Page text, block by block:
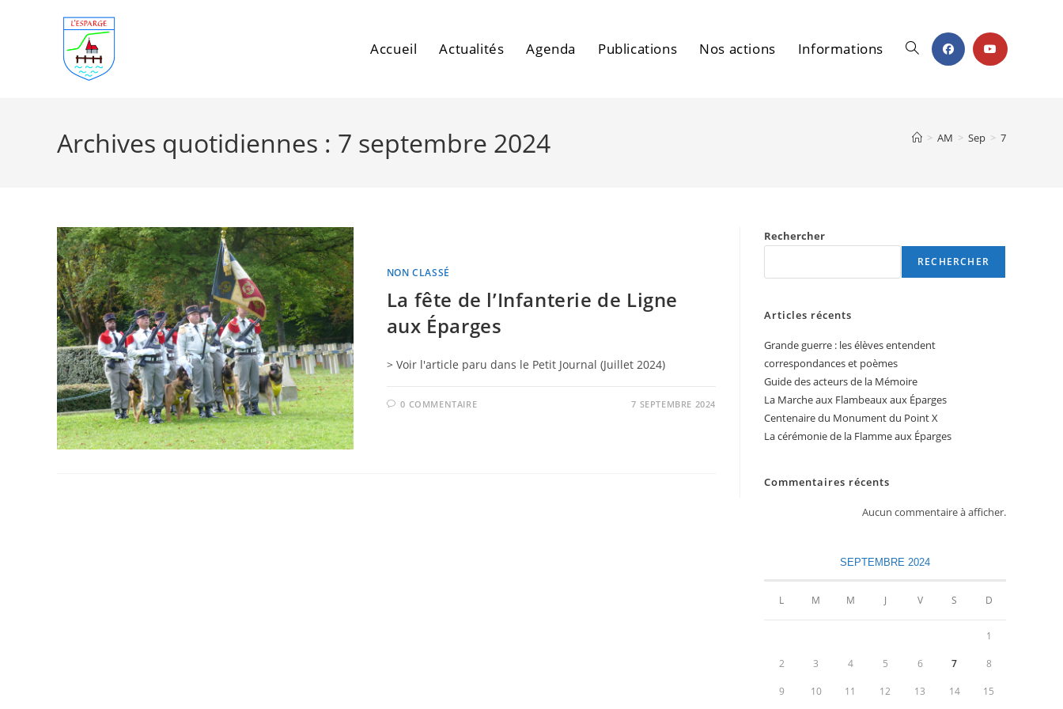
Accueil Actualités Agenda Publications Nos actions Informations Toggle
website
search
Archives quotidiennes : 7 septembre 2024 > AM > Sep > 7
NON CLASSÉ
La fête de l’Infanterie de Ligne
aux Éparges
> Voir l'article paru dans le Petit Journal (Juillet 2024)
0 COMMENTAIRE 7 SEPTEMBRE 2024
Rechercher
RECHERCHER
Articles récents
Grande guerre : les élèves entendent
correspondances et poèmes
Guide des acteurs de la Mémoire
La Marche aux Flambeaux aux Éparges
Centenaire du Monument du Point X
La cérémonie de la Flamme aux Éparges
Commentaires récents
Aucun commentaire à afficher.
SEPTEMBRE 2024
L M M J V S D
1
2 3 4 5 6 7 8
9 10 11 12 13 14 15